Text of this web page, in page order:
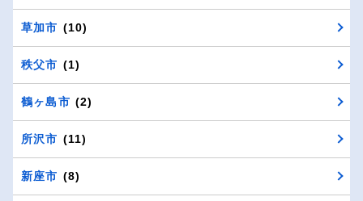
草加市 (10)
秩父市 (1)
鶴ヶ島市 (2)
所沢市 (11)
新座市 (8)